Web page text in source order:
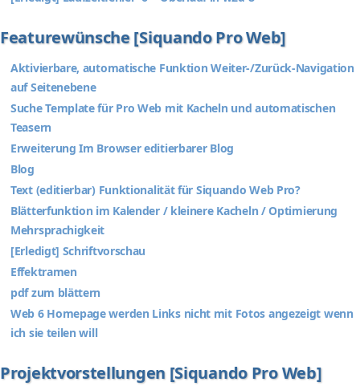
Featurewünsche [Siquando Pro Web]
Aktivierbare, automatische Funktion Weiter-/Zurück-Navigation
auf Seitenebene
Suche Template für Pro Web mit Kacheln und automatischen
Teasern
Erweiterung Im Browser editierbarer Blog
Blog
Text (editierbar) Funktionalität für Siquando Web Pro?
Blätterfunktion im Kalender / kleinere Kacheln / Optimierung
Mehrsprachigkeit
[Erledigt] Schriftvorschau
Effektramen
pdf zum blättern
Web 6 Homepage werden Links nicht mit Fotos angezeigt wenn
ich sie teilen will
Projektvorstellungen [Siquando Pro Web]